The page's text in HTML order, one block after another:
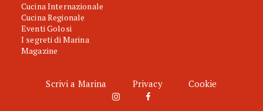
Cucina Internazionale
Cucina Regionale
Eventi Golosi
I segreti di Marina
Magazine
Scrivi a Marina Privacy Cookie